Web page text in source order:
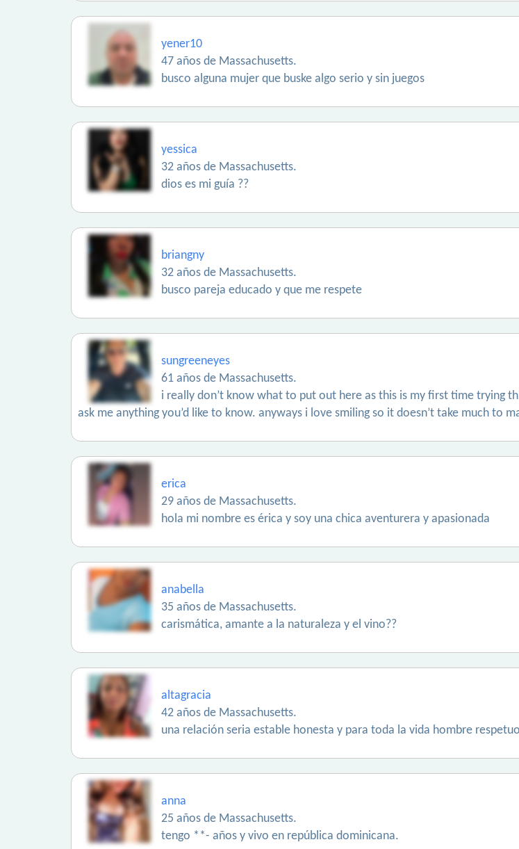
yener10
47 años de Massachusetts.
busco alguna mujer que buske algo serio y sin juegos
yessica
32 años de Massachusetts.
dios es mi guía ??
briangny
32 años de Massachusetts.
busco pareja educado y que me respete
sungreeneyes
61 años de Massachusetts.
i really don’t know what to put out here as this is my first time trying
ask me anything you’d like to know. anyways i love smiling so it doesn’t take much to
erica
29 años de Massachusetts.
hola mi nombre es érica y soy una chica aventurera y apasionada
anabella
35 años de Massachusetts.
carismática, amante a la naturaleza y el vino??
altagracia
42 años de Massachusetts.
una relación seria estable honesta y para toda la vida hombre
anna
25 años de Massachusetts.
tengo **- años y vivo en república dominicana.